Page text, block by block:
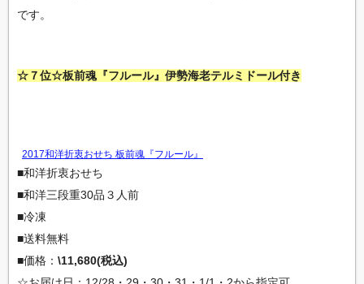
です。
☆７位☆板前魂『フルール』伊勢海老テルミドール付き
2017和洋折衷おせち 板前魂『フルール』
■和洋折衷おせち
■和洋三段重30品３人前
■冷凍
■送料無料
■価格： \11,680(税込)